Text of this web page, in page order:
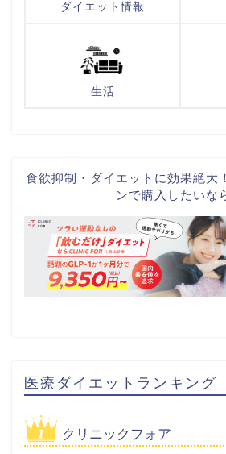
ダイエット情報
生活
食欲抑制・ダイエットに効果絶大
ンで購入したいな
医療ダイエットランキング
クリニックフォア